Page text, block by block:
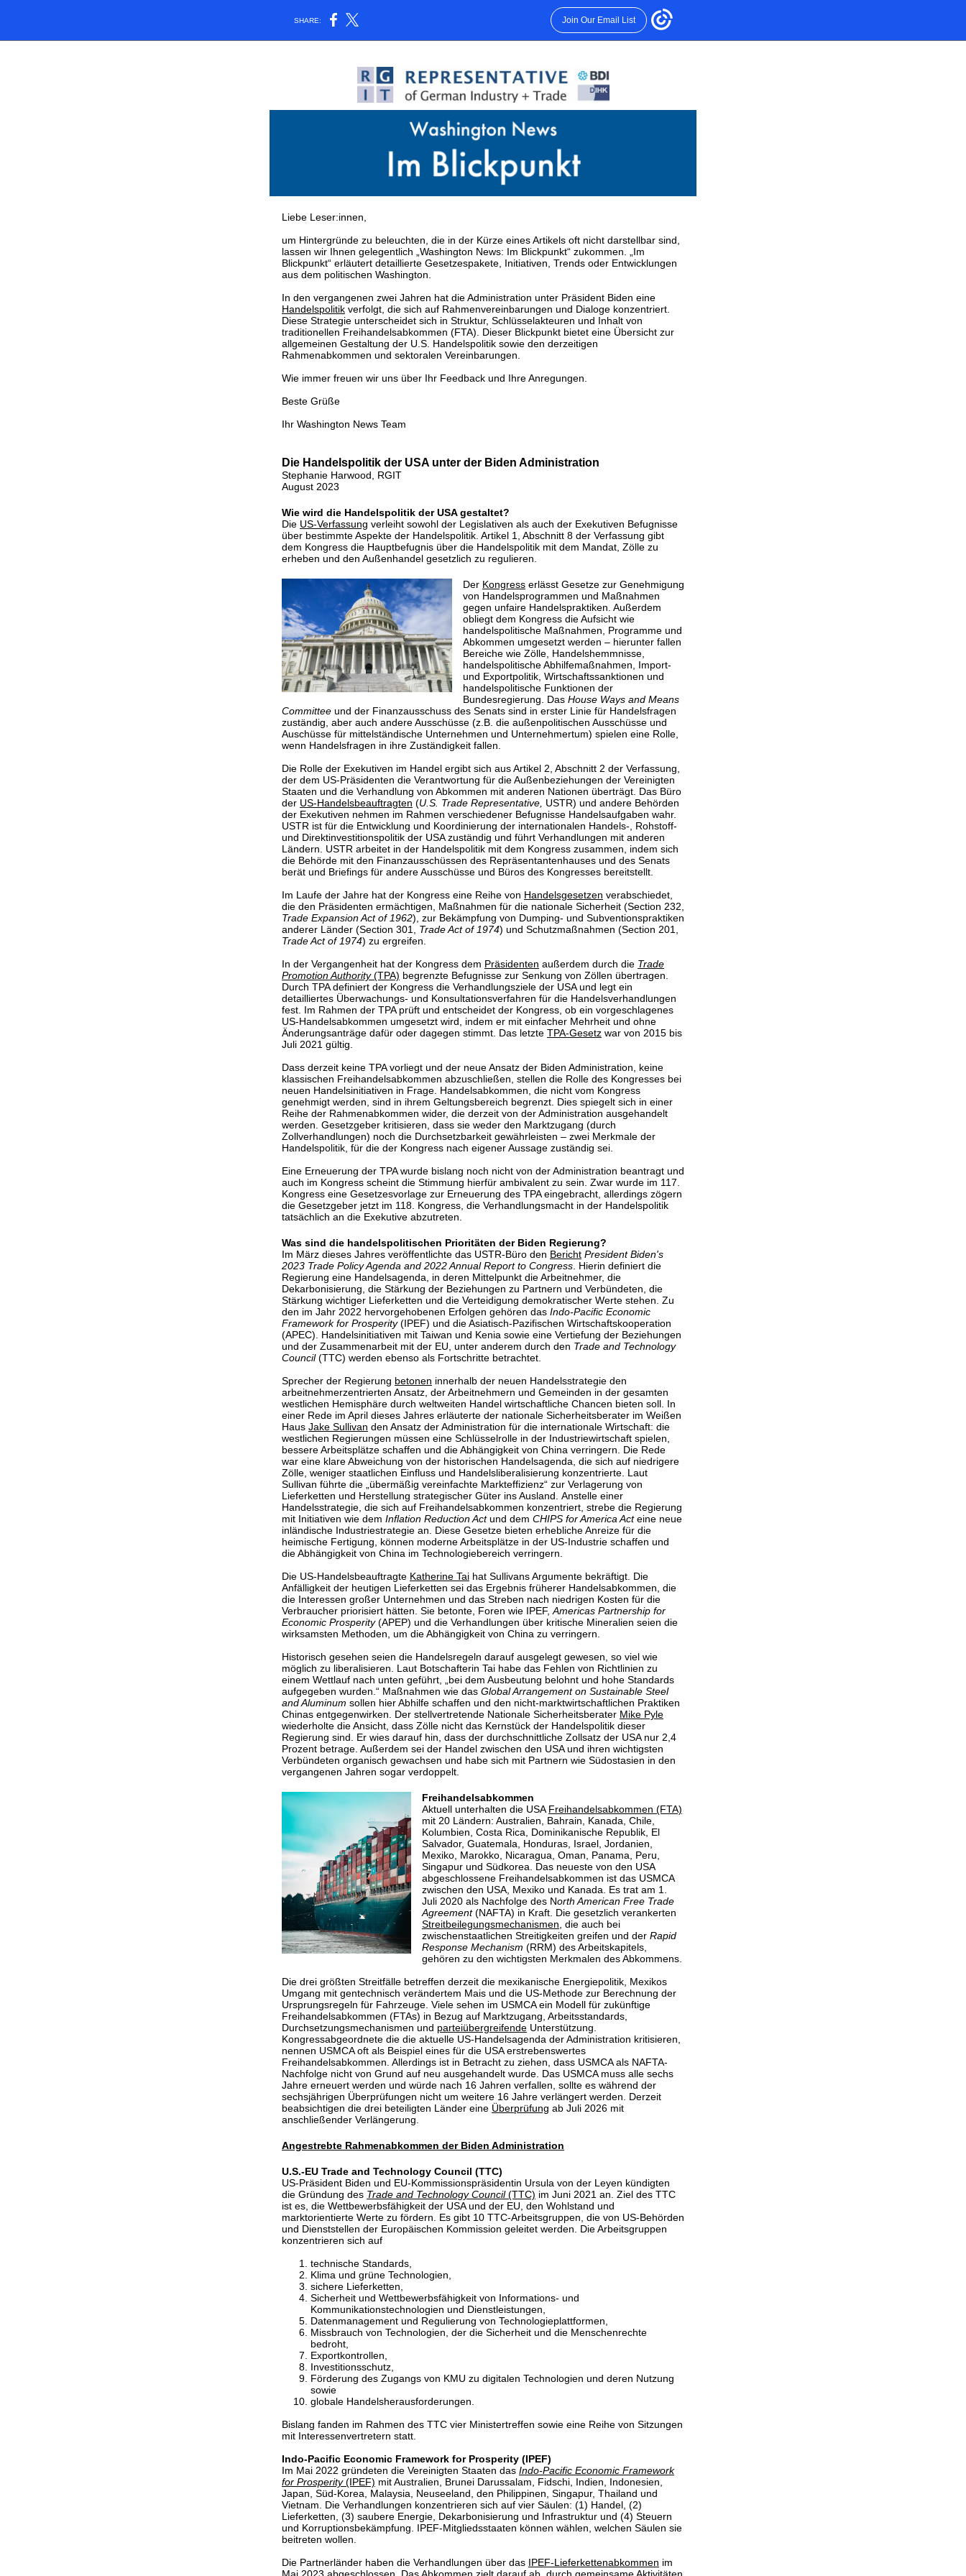
SHARE: Join Our Email List
Liebe Leser:innen,
um Hintergründe zu beleuchten, die in der Kürze eines Artikels oft nicht darstellbar sind,
lassen wir Ihnen gelegentlich „Washington News: Im Blickpunkt“ zukommen. „Im
Blickpunkt“ erläutert detaillierte Gesetzespakete, Initiativen, Trends oder Entwicklungen
aus dem politischen Washington.
In den vergangenen zwei Jahren hat die Administration unter Präsident Biden eine
Handelspolitik verfolgt, die sich auf Rahmenvereinbarungen und Dialoge konzentriert.
Diese Strategie unterscheidet sich in Struktur, Schlüsselakteuren und Inhalt von
traditionellen Freihandelsabkommen (FTA). Dieser Blickpunkt bietet eine Übersicht zur
allgemeinen Gestaltung der U.S. Handelspolitik sowie den derzeitigen
Rahmenabkommen und sektoralen Vereinbarungen.
Wie immer freuen wir uns über Ihr Feedback und Ihre Anregungen.
Beste Grüße
Ihr Washington News Team
Die Handelspolitik der USA unter der Biden Administration
Stephanie Harwood, RGIT
August 2023
Wie wird die Handelspolitik der USA gestaltet?
Die US-Verfassung verleiht sowohl der Legislativen als auch der Exekutiven Befugnisse
über bestimmte Aspekte der Handelspolitik. Artikel 1, Abschnitt 8 der Verfassung gibt
dem Kongress die Hauptbefugnis über die Handelspolitik mit dem Mandat, Zölle zu
erheben und den Außenhandel gesetzlich zu regulieren.
Der Kongress erlässt Gesetze zur Genehmigung
von Handelsprogrammen und Maßnahmen
gegen unfaire Handelspraktiken. Außerdem
obliegt dem Kongress die Aufsicht wie
handelspolitische Maßnahmen, Programme und
Abkommen umgesetzt werden – hierunter fallen
Bereiche wie Zölle, Handelshemmnisse,
handelspolitische Abhilfemaßnahmen, Import-
und Exportpolitik, Wirtschaftssanktionen und
handelspolitische Funktionen der
Bundesregierung. Das House Ways and Means
Committee und der Finanzausschuss des Senats sind in erster Linie für Handelsfragen
zuständig, aber auch andere Ausschüsse (z.B. die außenpolitischen Ausschüsse und
Auschüsse für mittelständische Unternehmen und Unternehmertum) spielen eine Rolle,
wenn Handelsfragen in ihre Zuständigkeit fallen.
Die Rolle der Exekutiven im Handel ergibt sich aus Artikel 2, Abschnitt 2 der Verfassung,
der dem US-Präsidenten die Verantwortung für die Außenbeziehungen der Vereinigten
Staaten und die Verhandlung von Abkommen mit anderen Nationen überträgt. Das Büro
der US-Handelsbeauftragten (U.S. Trade Representative, USTR) und andere Behörden
der Exekutiven nehmen im Rahmen verschiedener Befugnisse Handelsaufgaben wahr.
USTR ist für die Entwicklung und Koordinierung der internationalen Handels-, Rohstoff-
und Direktinvestitionspolitik der USA zuständig und führt Verhandlungen mit anderen
Ländern. USTR arbeitet in der Handelspolitik mit dem Kongress zusammen, indem sich
die Behörde mit den Finanzausschüssen des Repräsentantenhauses und des Senats
berät und Briefings für andere Ausschüsse und Büros des Kongresses bereitstellt.
Im Laufe der Jahre hat der Kongress eine Reihe von Handelsgesetzen verabschiedet,
die den Präsidenten ermächtigen, Maßnahmen für die nationale Sicherheit (Section 232,
Trade Expansion Act of 1962), zur Bekämpfung von Dumping- und Subventionspraktiken
anderer Länder (Section 301, Trade Act of 1974) und Schutzmaßnahmen (Section 201,
Trade Act of 1974) zu ergreifen.
In der Vergangenheit hat der Kongress dem Präsidenten außerdem durch die Trade
Promotion Authority(TPA) begrenzte Befugnisse zur Senkung von Zöllen übertragen.
Durch TPA definiert der Kongress die Verhandlungsziele der USA und legt ein
detailliertes Überwachungs- und Konsultationsverfahren für die Handelsverhandlungen
fest. Im Rahmen der TPA prüft und entscheidet der Kongress, ob ein vorgeschlagenes
US-Handelsabkommen umgesetzt wird, indem er mit einfacher Mehrheit und ohne
Änderungsanträge dafür oder dagegen stimmt. Das letzte TPA-Gesetz war von 2015 bis
Juli 2021 gültig.
Dass derzeit keine TPA vorliegt und der neue Ansatz der Biden Administration, keine
klassischen Freihandelsabkommen abzuschließen, stellen die Rolle des Kongresses bei
neuen Handelsinitiativen in Frage. Handelsabkommen, die nicht vom Kongress
genehmigt werden, sind in ihrem Geltungsbereich begrenzt. Dies spiegelt sich in einer
Reihe der Rahmenabkommen wider, die derzeit von der Administration ausgehandelt
werden. Gesetzgeber kritisieren, dass sie weder den Marktzugang (durch
Zollverhandlungen) noch die Durchsetzbarkeit gewährleisten – zwei Merkmale der
Handelspolitik, für die der Kongress nach eigener Aussage zuständig sei.
Eine Erneuerung der TPA wurde bislang noch nicht von der Administration beantragt und
auch im Kongress scheint die Stimmung hierfür ambivalent zu sein. Zwar wurde im 117.
Kongress eine Gesetzesvorlage zur Erneuerung des TPA eingebracht, allerdings zögern
die Gesetzgeber jetzt im 118. Kongress, die Verhandlungsmacht in der Handelspolitik
tatsächlich an die Exekutive abzutreten.
Was sind die handelspolitischen Prioritäten der Biden Regierung?
Im März dieses Jahres veröffentlichte das USTR-Büro den Bericht President Biden's
2023 Trade Policy Agenda and 2022 Annual Report to Congress . Hierin definiert die
Regierung eine Handelsagenda, in deren Mittelpunkt die Arbeitnehmer, die
Dekarbonisierung, die Stärkung der Beziehungen zu Partnern und Verbündeten, die
Stärkung wichtiger Lieferketten und die Verteidigung demokratischer Werte stehen. Zu
den im Jahr 2022 hervorgehobenen Erfolgen gehören das Indo-Pacific Economic
Framework for Prosperity(IPEF) und die Asiatisch-Pazifischen Wirtschaftskooperation
(APEC). Handelsinitiativen mit Taiwan und Kenia sowie eine Vertiefung der Beziehungen
und der Zusammenarbeit mit der EU, unter anderem durch den Trade and Technology
Council(TTC) werden ebenso als Fortschritte betrachtet.
Sprecher der Regierung betonen innerhalb der neuen Handelsstrategie den
arbeitnehmerzentrierten Ansatz, der Arbeitnehmern und Gemeinden in der gesamten
westlichen Hemisphäre durch weltweiten Handel wirtschaftliche Chancen bieten soll. In
einer Rede im April dieses Jahres erläuterte der nationale Sicherheitsberater im Weißen
Haus Jake Sullivan den Ansatz der Administration für die internationale Wirtschaft: die
westlichen Regierungen müssen eine Schlüsselrolle in der Industriewirtschaft spielen,
bessere Arbeitsplätze schaffen und die Abhängigkeit von China verringern. Die Rede
war eine klare Abweichung von der historischen Handelsagenda, die sich auf niedrigere
Zölle, weniger staatlichen Einfluss und Handelsliberalisierung konzentrierte. Laut
Sullivan führte die „übermäßig vereinfachte Markteffizienz“ zur Verlagerung von
Lieferketten und Herstellung strategischer Güter ins Ausland. Anstelle einer
Handelsstrategie, die sich auf Freihandelsabkommen konzentriert, strebe die Regierung
mit Initiativen wie dem Inflation Reduction Actund dem CHIPS for America Acteine neue
inländische Industriestrategie an. Diese Gesetze bieten erhebliche Anreize für die
heimische Fertigung, können moderne Arbeitsplätze in der US-Industrie schaffen und
die Abhängigkeit von China im Technologiebereich verringern.
Die US-Handelsbeauftragte Katherine Tai hat Sullivans Argumente bekräftigt. Die
Anfälligkeit der heutigen Lieferketten sei das Ergebnis früherer Handelsabkommen, die
die Interessen großer Unternehmen und das Streben nach niedrigen Kosten für die
Verbraucher priorisiert hätten. Sie betonte, Foren wie IPEF, Americas Partnership for
Economic Prosperity(APEP) und die Verhandlungen über kritische Mineralien seien die
wirksamsten Methoden, um die Abhängigkeit von China zu verringern.
Historisch gesehen seien die Handelsregeln darauf ausgelegt gewesen, so viel wie
möglich zu liberalisieren. Laut Botschafterin Tai habe das Fehlen von Richtlinien zu
einem Wettlauf nach unten geführt, „bei dem Ausbeutung belohnt und hohe Standards
aufgegeben wurden.“ Maßnahmen wie das Global Arrangement on Sustainable Steel
and Aluminum sollen hier Abhilfe schaffen und den nicht-marktwirtschaftlichen Praktiken
Chinas entgegenwirken. Der stellvertretende Nationale Sicherheitsberater Mike Pyle
wiederholte die Ansicht, dass Zölle nicht das Kernstück der Handelspolitik dieser
Regierung sind. Er wies darauf hin, dass der durchschnittliche Zollsatz der USA nur 2,4
Prozent betrage. Außerdem sei der Handel zwischen den USA und ihren wichtigsten
Verbündeten organisch gewachsen und habe sich mit Partnern wie Südostasien in den
vergangenen Jahren sogar verdoppelt.
Freihandelsabkommen
Aktuell unterhalten die USA Freihandelsabkommen (FTA)
mit 20 Ländern: Australien, Bahrain, Kanada, Chile,
Kolumbien, Costa Rica, Dominikanische Republik, El
Salvador, Guatemala, Honduras, Israel, Jordanien,
Mexiko, Marokko, Nicaragua, Oman, Panama, Peru,
Singapur und Südkorea. Das neueste von den USA
abgeschlossene Freihandelsabkommen ist das USMCA
zwischen den USA, Mexiko und Kanada. Es trat am 1.
Juli 2020 als Nachfolge des North American Free Trade
Agreement(NAFTA) in Kraft. Die gesetzlich verankerten
Streitbeilegungsmechanismen , die auch bei
zwischenstaatlichen Streitigkeiten greifen und der Rapid
Response Mechanism (RRM) des Arbeitskapitels,
gehören zu den wichtigsten Merkmalen des Abkommens.
Die drei größten Streitfälle betreffen derzeit die mexikanische Energiepolitik, Mexikos
Umgang mit gentechnisch verändertem Mais und die US-Methode zur Berechnung der
Ursprungsregeln für Fahrzeuge. Viele sehen im USMCA ein Modell für zukünftige
Freihandelsabkommen (FTAs) in Bezug auf Marktzugang, Arbeitsstandards,
Durchsetzungsmechanismen und parteiübergreifende Unterstützung.
Kongressabgeordnete die die aktuelle US-Handelsagenda der Administration kritisieren,
nennen USMCA oft als Beispiel eines für die USA erstrebenswertes
Freihandelsabkommen. Allerdings ist in Betracht zu ziehen, dass USMCA als NAFTA-
Nachfolge nicht von Grund auf neu ausgehandelt wurde. Das USMCA muss alle sechs
Jahre erneuert werden und würde nach 16 Jahren verfallen, sollte es während der
sechsjährigen Überprüfungen nicht um weitere 16 Jahre verlängert werden. Derzeit
beabsichtigen die drei beteiligten Länder eine Überprüfung ab Juli 2026 mit
anschließender Verlängerung.
Angestrebte Rahmenabkommen der Biden Administration
U.S.-EU Trade and Technology Council (TTC)
US-Präsident Biden und EU-Kommissionspräsidentin Ursula von der Leyen kündigten
die Gründung des Trade and Technology Council(TTC) im Juni 2021 an. Ziel des TTC
ist es, die Wettbewerbsfähigkeit der USA und der EU, den Wohlstand und
marktorientierte Werte zu fördern. Es gibt 10 TTC-Arbeitsgruppen, die von US-Behörden
und Dienststellen der Europäischen Kommission geleitet werden. Die Arbeitsgruppen
konzentrieren sich auf
technische Standards,
Klima und grüne Technologien,
sichere Lieferketten,
Sicherheit und Wettbewerbsfähigkeit von Informations- und
Kommunikationstechnologien und Dienstleistungen,
Datenmanagement und Regulierung von Technologieplattformen,
Missbrauch von Technologien, der die Sicherheit und die Menschenrechte
bedroht,
Exportkontrollen,
Investitionsschutz,
Förderung des Zugangs von KMU zu digitalen Technologien und deren Nutzung
sowie
globale Handelsherausforderungen.
Bislang fanden im Rahmen des TTC vier Ministertreffen sowie eine Reihe von Sitzungen
mit Interessenvertretern statt.
Indo-Pacific Economic Framework for Prosperity (IPEF)
Im Mai 2022 gründeten die Vereinigten Staaten das Indo-Pacific Economic Framework
for Prosperity(IPEF) mit Australien, Brunei Darussalam, Fidschi, Indien, Indonesien,
Japan, Süd-Korea, Malaysia, Neuseeland, den Philippinen, Singapur, Thailand und
Vietnam. Die Verhandlungen konzentrieren sich auf vier Säulen: (1) Handel, (2)
Lieferketten, (3) saubere Energie, Dekarbonisierung und Infrastruktur und (4) Steuern
und Korruptionsbekämpfung. IPEF-Mitgliedsstaaten können wählen, welchen Säulen sie
beitreten wollen.
Die Partnerländer haben die Verhandlungen über das IPEF-Lieferkettenabkommen im